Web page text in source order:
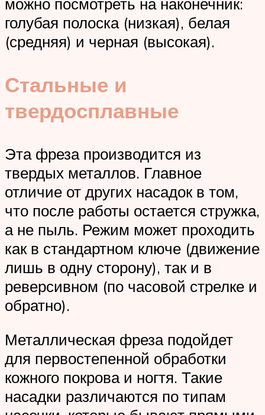
голубая полоска (низкая), белая
(средняя) и черная (высокая).
Стальные и
твердосплавные
Эта фреза производится из
твердых металлов. Главное
отличие от других насадок в том,
что после работы остается стружка,
а не пыль. Режим может проходить
как в стандартном ключе (движение
лишь в одну сторону), так и в
реверсивном (по часовой стрелке и
обратно).
Металлическая фреза подойдет
для первостепенной обработки
кожного покрова и ногтя. Такие
насадки различаются по типам